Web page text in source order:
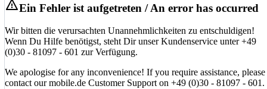
Ein Fehler ist aufgetreten / An error has occurred
Wir bitten die verursachten Unannehmlichkeiten zu entschuldigen!
Wenn Du Hilfe benötigst, steht Dir unser Kundenservice unter +49
(0)30 - 81097 - 601 zur Verfügung.
We apologise for any inconvenience! If you require assistance, please
contact our mobile.de Customer Support on +49 (0)30 - 81097 - 601.